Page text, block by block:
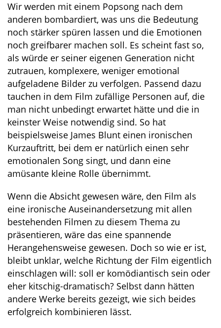
Wir werden mit einem Popsong nach dem
anderen bombardiert, was uns die Bedeutung
noch stärker spüren lassen und die Emotionen
noch greifbarer machen soll. Es scheint fast so,
als würde er seiner eigenen Generation nicht
zutrauen, komplexere, weniger emotional
aufgeladene Bilder zu verfolgen. Passend dazu
tauchen in dem Film zufällige Personen auf, die
man nicht unbedingt erwartet hätte und die in
keinster Weise notwendig sind. So hat
beispielsweise James Blunt einen ironischen
Kurzauftritt, bei dem er natürlich einen sehr
emotionalen Song singt, und dann eine
amüsante kleine Rolle übernimmt.
Wenn die Absicht gewesen wäre, den Film als
eine ironische Auseinandersetzung mit allen
bestehenden Filmen zu diesem Thema zu
präsentieren, wäre das eine spannende
Herangehensweise gewesen. Doch so wie er ist,
bleibt unklar, welche Richtung der Film eigentlich
einschlagen will: soll er komödiantisch sein oder
eher kitschig-dramatisch? Selbst dann hätten
andere Werke bereits gezeigt, wie sich beides
erfolgreich kombinieren lässt.